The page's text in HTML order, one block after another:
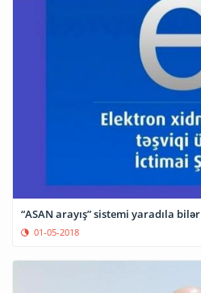
“ASAN arayış” sistemi yaradıla bilər
01-05-2018